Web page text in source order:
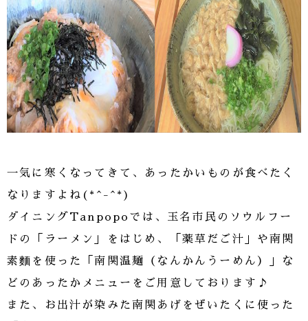
一気に寒くなってきて、あったかいものが食べたく
なりますよね(*^-^*)
ダイニングTanpopoでは、玉名市民のソウルフー
ドの「ラーメン」をはじめ、「薬草だご汁」や南関
素麵を使った「南関温麺（なんかんうーめん）」な
どのあったかメニューをご用意しております♪
また、お出汁が染みた南関あげをぜいたくに使った